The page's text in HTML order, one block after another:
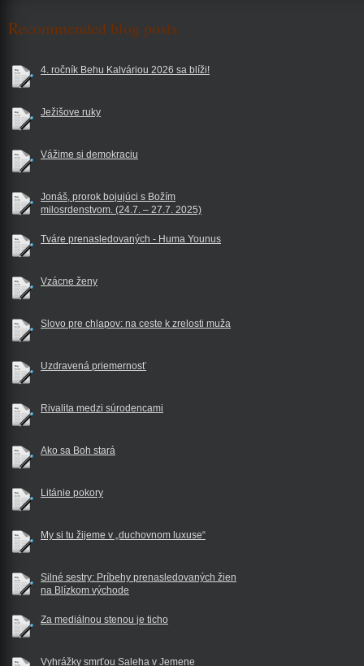
Recommended blog posts
4. ročník Behu Kalváriou 2026 sa blíži!
Ježišove ruky
Vážime si demokraciu
Jonáš, prorok bojujúci s Božím
milosrdenstvom. (24.7. – 27.7. 2025)
Tváre prenasledovaných - Huma Younus
Vzácne ženy
Slovo pre chlapov: na ceste k zrelosti muža
Uzdravená priemernosť
Rivalita medzi súrodencami
Ako sa Boh stará
Litánie pokory
My si tu žijeme v „duchovnom luxuse“
Silné sestry: Príbehy prenasledovaných žien
na Blízkom východe
Za mediálnou stenou je ticho
Vyhrážky smrťou Saleha v Jemene